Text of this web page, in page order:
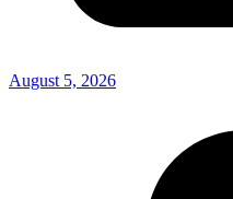
August 5, 2026